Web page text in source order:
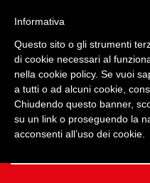
Informativa
Questo sito o gli strumenti
di cookie necessari al
nella cookie policy. Se vuoi
a tutti o ad alcuni cookie,
Chiudendo questo banner,
su un link o proseguendo la
acconsenti all’uso dei cookie.